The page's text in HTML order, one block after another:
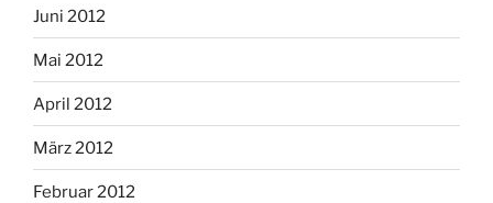
Juni 2012
Mai 2012
April 2012
März 2012
Februar 2012